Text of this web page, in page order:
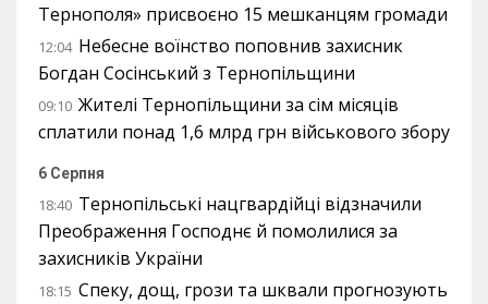
Тернополя» присвоєно 15 мешканцям громади
12:04 Небесне воїнство поповнив захисник
Богдан Сосінський з Тернопільщини
09:10 Жителі Тернопільщини за сім місяців
сплатили понад 1,6 млрд грн військового збору
6 Серпня
18:40 Тернопільські нацгвардійці відзначили
Преображення Господнє й помолилися за
захисників України
18:15 Спеку, дощ, грози та шквали прогнозують